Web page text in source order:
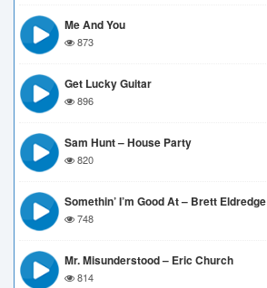
Me And You
873
Get Lucky Guitar
896
Sam Hunt – House Party
820
Somethin’ I’m Good At – Brett Eldredge
748
Mr. Misunderstood – Eric Church
814